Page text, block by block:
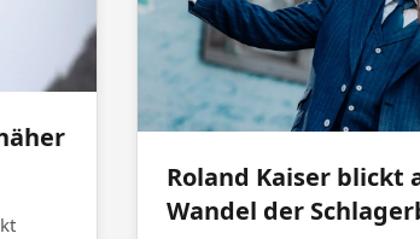
Roland Kaiser blickt
Wandel der